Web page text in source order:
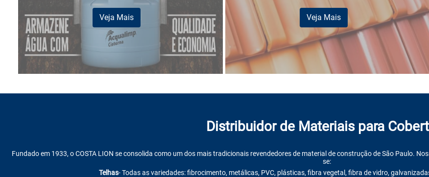
Veja Mais Veja Mais
Distribuidor de Materiais para
Fundado em 1933, o COSTA LION se consolida como um dos mais tradicionais revendedores de material de construção de São Paulo.
se:
Telhas- Todas as variedades: fibrocimento, metálicas, PVC, plásticas, fibra vegetal, fibra de vidro,